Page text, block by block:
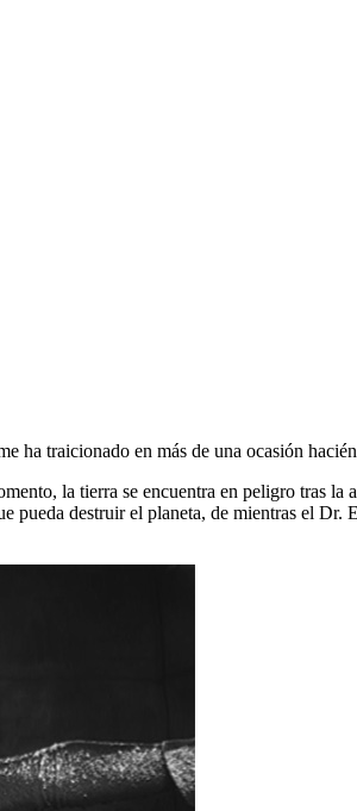
traicionado en más de una ocasión
la tierra se encuentra en peligro tras
pueda destruir el planeta, de mientras el